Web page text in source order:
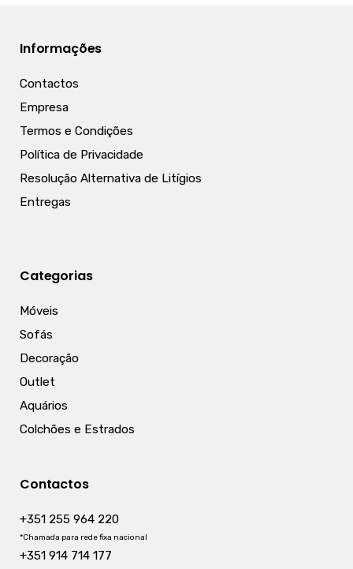
Informações
Contactos
Empresa
Termos e Condições
Política de Privacidade
Resolução Alternativa de Litígios
Entregas
Categorias
Móveis
Sofás
Decoração
Outlet
Aquários
Colchões e Estrados
Contactos
+351 255 964 220
*Chamada para rede fixa nacional
+351 914 714 177